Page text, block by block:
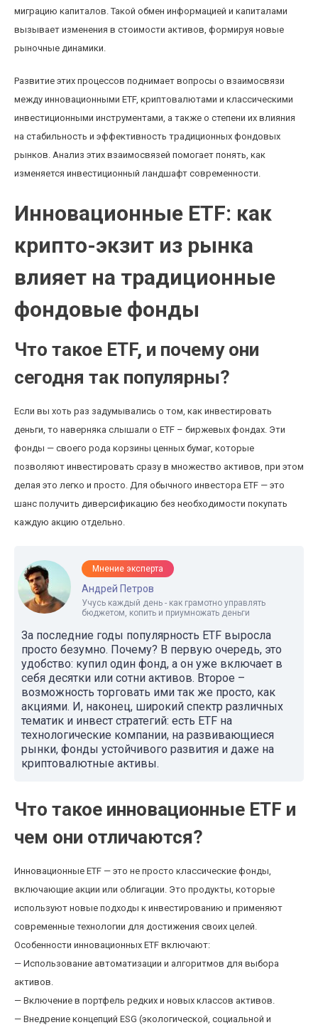
миграцию капиталов. Такой обмен информацией и капиталами
вызывает изменения в стоимости активов, формируя новые
рыночные динамики.
Развитие этих процессов поднимает вопросы о взаимосвязи
между инновационными ETF, криптовалютами и классическими
инвестиционными инструментами, а также о степени их влияния
на стабильность и эффективность традиционных фондовых
рынков. Анализ этих взаимосвязей помогает понять, как
изменяется инвестиционный ландшафт современности.
Инновационные ETF: как
крипто-экзит из рынка
влияет на традиционные
фондовые фонды
Что такое ETF, и почему они
сегодня так популярны?
Если вы хоть раз задумывались о том, как инвестировать
деньги, то наверняка слышали о ETF – биржевых фондах. Эти
фонды — своего рода корзины ценных бумаг, которые
позволяют инвестировать сразу в множество активов, при этом
делая это легко и просто. Для обычного инвестора ETF — это
шанс получить диверсификацию без необходимости покупать
каждую акцию отдельно.
Мнение эксперта
Андрей Петров
Учусь каждый день - как грамотно управлять
бюджетом, копить и приумножать деньги
За последние годы популярность ETF выросла
просто безумно. Почему? В первую очередь, это
удобство: купил один фонд, а он уже включает в
себя десятки или сотни активов. Второе –
возможность торговать ими так же просто, как
акциями. И, наконец, широкий спектр различных
тематик и инвест стратегий: есть ETF на
технологические компании, на развивающиеся
рынки, фонды устойчивого развития и даже на
криптовалютные активы.
Что такое инновационные ETF и
чем они отличаются?
Инновационные ETF — это не просто классические фонды,
включающие акции или облигации. Это продукты, которые
используют новые подходы к инвестированию и применяют
современные технологии для достижения своих целей.
Особенности инновационных ETF включают:
— Использование автоматизации и алгоритмов для выбора
активов.
— Включение в портфель редких и новых классов активов.
— Внедрение концепций ESG (экологической, социальной и